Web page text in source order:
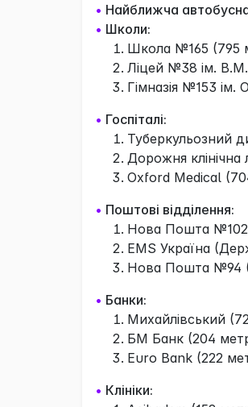
• Найближча
• Школи:
Школа №165 (795
Ліцей №38 ім.
Гімназія №153 ім.
• Госпіталі:
Туберкульозний
Дорожня клінічна
Oxford Medical
• Поштові відділення:
Нова Пошта №102
EMS Україна
Нова Пошта №94
• Банки:
Михайлівський
БМ Банк (204
Euro Bank (222
• Клініки: